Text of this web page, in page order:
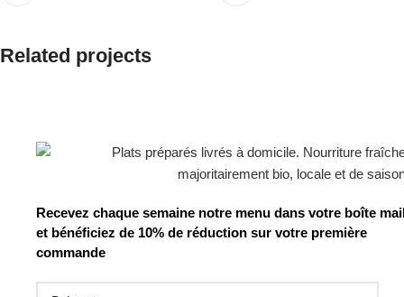
Related projects
Recevez chaque semaine notre menu dans votre boîte
et bénéficiez de 10% de réduction sur votre première
commande